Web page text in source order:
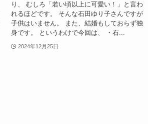
り、 むしろ「若い頃以上に可愛い！」と言わ
れるほどです。 そんな石田ゆり子さんですが
子供はいません。 また、結婚もしておらず独
身です。 というわけで今回は、 ・石...
2024年12月25日